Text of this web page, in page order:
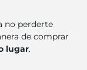
no perderte
de comprar
lugar.